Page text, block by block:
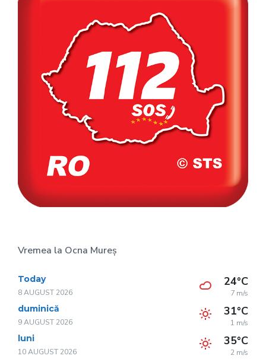
Vremea la Ocna Mureș
Today
8 AUGUST 2026
24°C
7 m/s
duminică
9 AUGUST 2026
31°C
1 m/s
luni
10 AUGUST 2026
35°C
2 m/s